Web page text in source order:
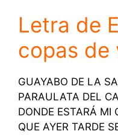
Letra de
copas de
GUAYABO DE LA
PARAULATA DEL
DONDE ESTARÁ MI
QUE AYER TARDE